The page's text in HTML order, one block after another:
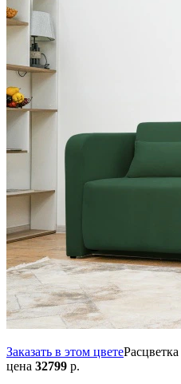
Заказать в этом цветеРасцветка
цена 32799 р.